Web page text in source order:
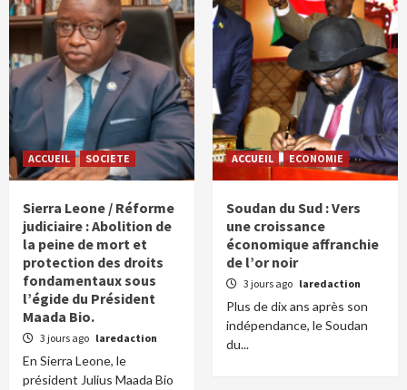
ACCUEIL SOCIETE
Sierra Leone / Réforme
judiciaire : Abolition de
la peine de mort et
protection des droits
fondamentaux sous
l’égide du Président
Maada Bio.
3 jours ago laredaction
En Sierra Leone, le
président Julius Maada Bio
ACCUEIL ECONOMIE
Soudan du Sud : Vers
une croissance
économique affranchie
de l’or noir
3 jours ago laredaction
Plus de dix ans après son
indépendance, le Soudan
du...